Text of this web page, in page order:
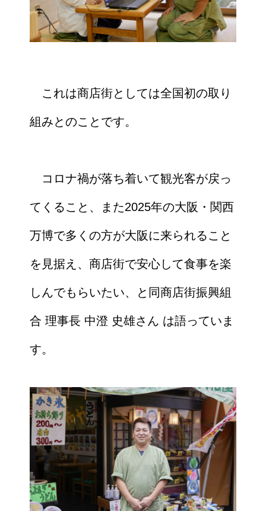
これは商店街としては全国初の取り
組みとのことです。
コロナ禍が落ち着いて観光客が戻っ
てくること、また2025年の大阪・関西
万博で多くの方が大阪に来られること
を見据え、商店街で安心して食事を楽
しんでもらいたい、と同商店街振興組
合 理事長 中澄 史雄さん は語っていま
す。